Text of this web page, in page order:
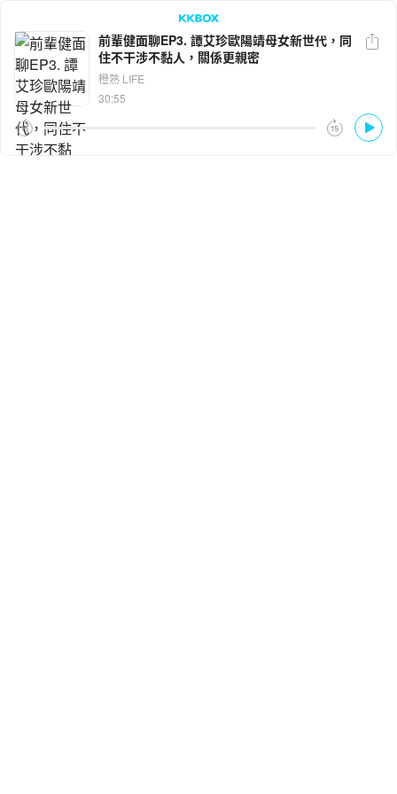
前輩健面聊EP3. 譚艾珍歐陽靖母女新世代，同
住不干涉不黏人，關係更親密
橙熟 LIFE
30:55
LINE